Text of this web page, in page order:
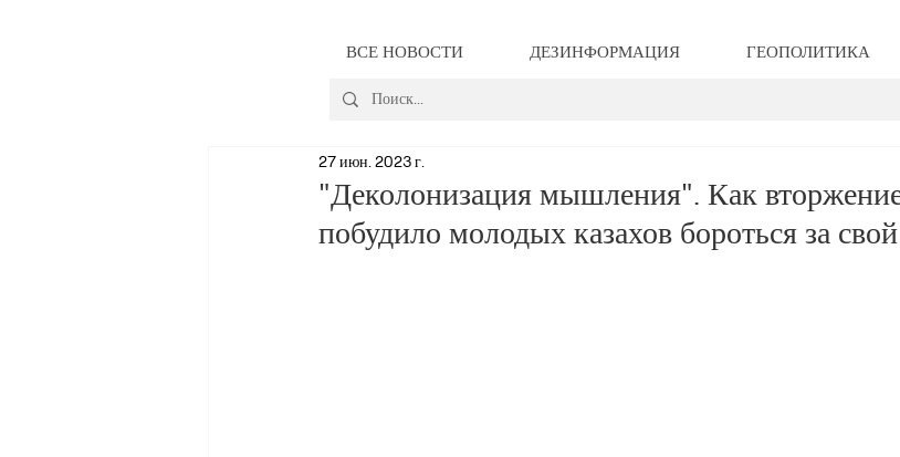
ВСЕ НОВОСТИ ДЕЗИНФОРМАЦИЯ ГЕОПОЛИТИКА
"Деколонизация мышления". Как
побудило молодых казахов бороться за
27 июн. 2023 г.